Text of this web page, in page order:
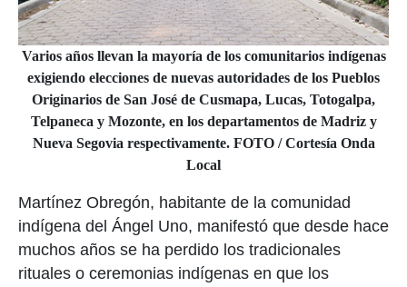
Varios años llevan la mayoría de los comunitarios indígenas
exigiendo elecciones de nuevas autoridades de los Pueblos
Originarios de San José de Cusmapa, Lucas, Totogalpa,
Telpaneca y Mozonte, en los departamentos de Madriz y
Nueva Segovia respectivamente. FOTO / Cortesía Onda
Local
Martínez Obregón, habitante de la comunidad
indígena del Ángel Uno, manifestó que desde hace
muchos años se ha perdido los tradicionales
rituales o ceremonias indígenas en que los